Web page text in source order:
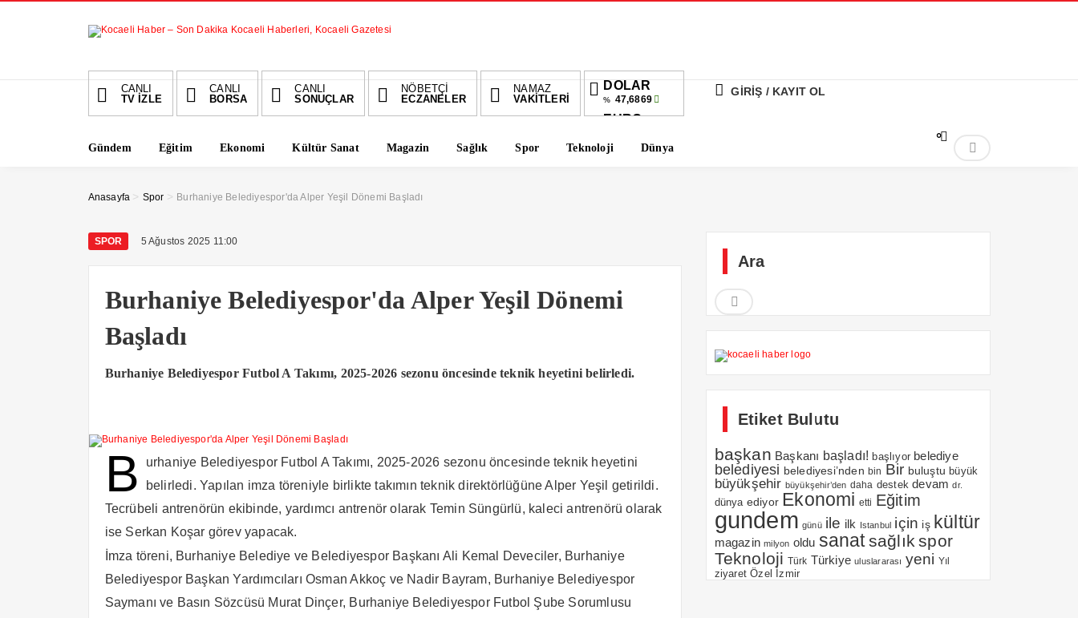
CANLI
TV İZLE
CANLI
BORSA
CANLI
SONUÇLAR
NÖBETÇİ
ECZANELER
NAMAZ
VAKİTLERİ
DOLAR
% 47,6869
EURO
ALTIN
GİRİŞ / KAYIT OL
Gündem Eğitim Ekonomi Kültür Sanat Magazin Sağlık Spor Teknoloji Dünya
°
Anasayfa > Spor > Burhaniye Belediyespor'da Alper Yeşil Dönemi Başladı
SPOR 5 Ağustos 2025 11:00
Burhaniye Belediyespor'da Alper Yeşil Dönemi
Başladı
Burhaniye Belediyespor Futbol A Takımı, 2025-2026 sezonu öncesinde teknik heyetini belirledi.
B
urhaniye Belediyespor Futbol A Takımı, 2025-2026 sezonu öncesinde teknik heyetini
belirledi. Yapılan imza töreniyle birlikte takımın teknik direktörlüğüne Alper Yeşil getirildi.
Tecrübeli antrenörün ekibinde, yardımcı antrenör olarak Temin Süngürlü, kaleci antrenörü olarak
ise Serkan Koşar görev yapacak.
İmza töreni, Burhaniye Belediye ve Belediyespor Başkanı Ali Kemal Deveciler, Burhaniye
Belediyespor Başkan Yardımcıları Osman Akkoç ve Nadir Bayram, Burhaniye Belediyespor
Saymanı ve Basın Sözcüsü Murat Dinçer, Burhaniye Belediyespor Futbol Şube Sorumlusu
Ara
Etiket Bulutu
başkan Başkanı başladı! başlıyor belediye
belediyesi belediyesi’nden bin Bir buluştu büyük
büyükşehir büyükşehir’den daha destek devam dr.
dünya ediyor Ekonomi etti Eğitim
gundem günü ile ilk Istanbul için iş kültür
magazin milyon oldu sanatsağlık spor
Teknoloji Türk Türkiye uluslararası yeni Yıl
ziyaret Özel İzmir